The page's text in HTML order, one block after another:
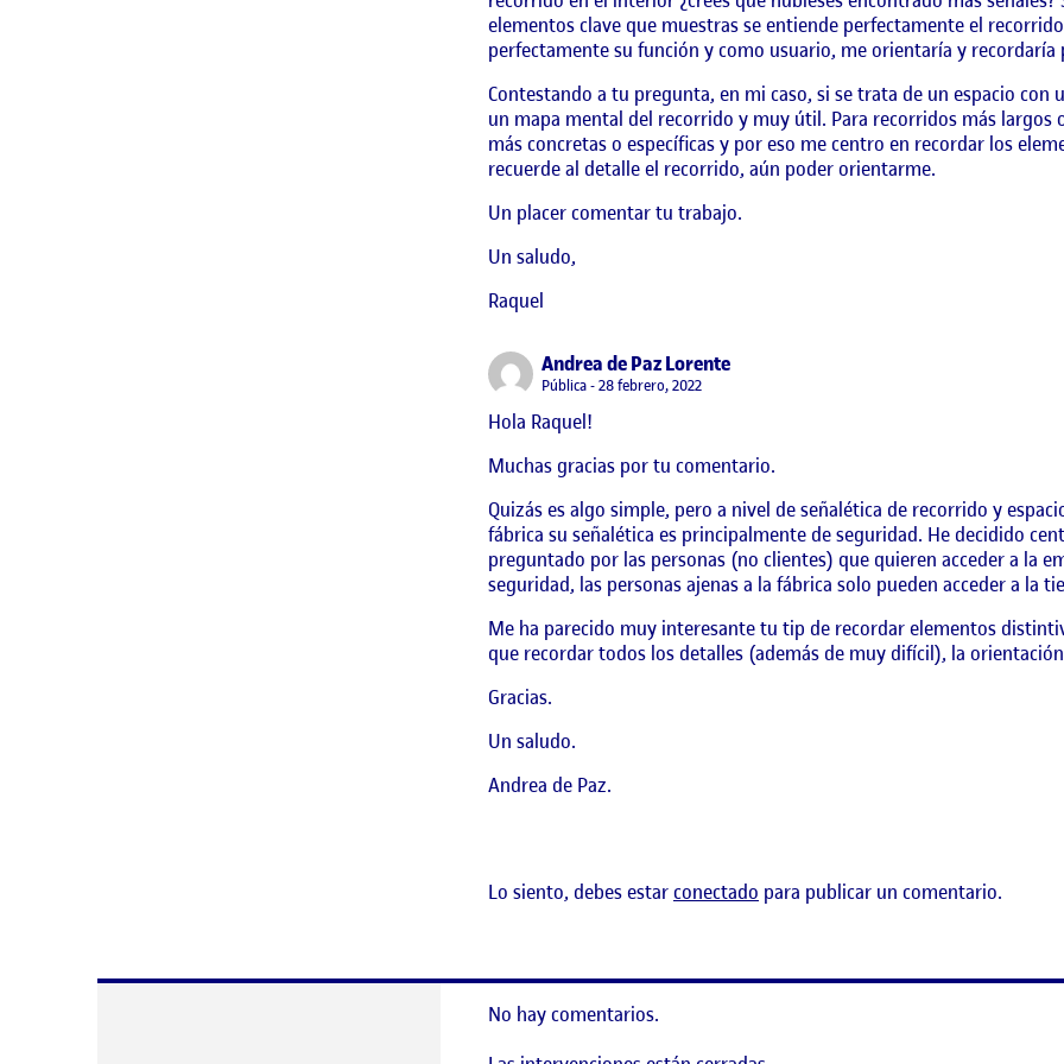
elementos clave que muestras se entiende perfectamente el
perfectamente su función y como usuario, me orientaría y recordaría
Contestando a tu pregunta, en mi caso, si se trata de un espacio
un mapa mental del recorrido y muy útil. Para recorridos más largos
más concretas o específicas y por eso me centro en recordar los
recuerde al detalle el recorrido, aún poder orientarme.
Un placer comentar tu trabajo.
Un saludo,
Raquel
Andrea de Paz Lorentesays:
Visibilidad:
Pública 28 febrero, 2022
Hola Raquel!
Muchas gracias por tu comentario.
Quizás es algo simple, pero a nivel de señalética de recorrido y
fábrica su señalética es principalmente de seguridad. He decidido
preguntado por las personas (no clientes) que quieren acceder a la
seguridad, las personas ajenas a la fábrica solo pueden acceder a la
Me ha parecido muy interesante tu tip de recordar elementos
que recordar todos los detalles (además de muy difícil), la
Gracias.
Un saludo.
Andrea de Paz.
Lo siento, debes estarconectado para publicar un comentario.
No hay comentarios.